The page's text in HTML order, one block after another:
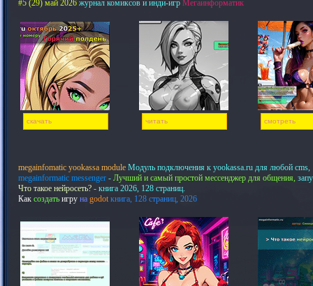
#5 (29) май 2026 журнал комиксов и инди-игр Мегаинформатик
скачать читать смотреть
megainfomatic yookassa module Модуль подключения к yookassa.ru для любой cms,
megainformatic messenger - Лучший и самый простой мессенджер для общения,
Что такое нейросеть? - книга 2026, 128 страниц.
Как создать игру на godot книга, 128 страниц, 2026